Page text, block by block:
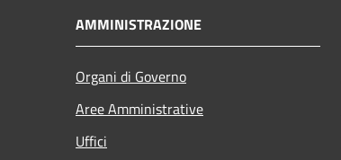
AMMINISTRAZIONE
Organi di Governo
Aree Amministrative
Uffici